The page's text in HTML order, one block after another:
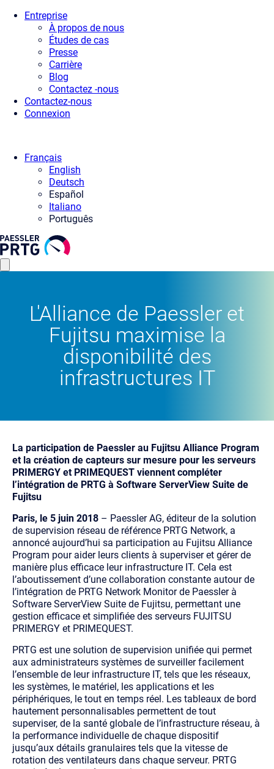
Entreprise
À propos de nous
Études de cas
Presse
Carrière
Blog
Contactez -nous
Contactez-nous
Connexion
Français
English
Deutsch
Español
Italiano
Português
L'Alliance de Paessler et
Fujitsu maximise la
disponibilité des
infrastructures IT
La participation de Paessler au Fujitsu Alliance Program
et la création de capteurs sur mesure pour les serveurs
PRIMERGY et PRIMEQUEST viennent compléter
l’intégration de PRTG à Software ServerView Suite de
Fujitsu
Paris, le 5 juin 2018 – Paessler AG, éditeur de la solution
de supervision réseau de référence PRTG Network, a
annoncé aujourd’hui sa participation au Fujitsu Alliance
Program pour aider leurs clients à superviser et gérer de
manière plus efficace leur infrastructure IT. Cela est
l’aboutissement d’une collaboration constante autour de
l’intégration de PRTG Network Monitor de Paessler à
Software ServerView Suite de Fujitsu, permettant une
gestion efficace et simplifiée des serveurs FUJITSU
PRIMERGY et PRIMEQUEST.
PRTG est une solution de supervision unifiée qui permet
aux administrateurs systèmes de surveiller facilement
l’ensemble de leur infrastructure IT, tels que les réseaux,
les systèmes, le matériel, les applications et les
périphériques, le tout en temps réel. Les tableaux de bord
hautement personnalisables permettent de tout
superviser, de la santé globale de l’infrastructure réseau, à
la performance individuelle de chaque dispositif
jusqu’aux détails granulaires tels que la vitesse de
rotation des ventilateurs dans chaque serveur. PRTG